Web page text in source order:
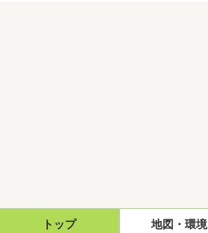
トップ 地図・環境